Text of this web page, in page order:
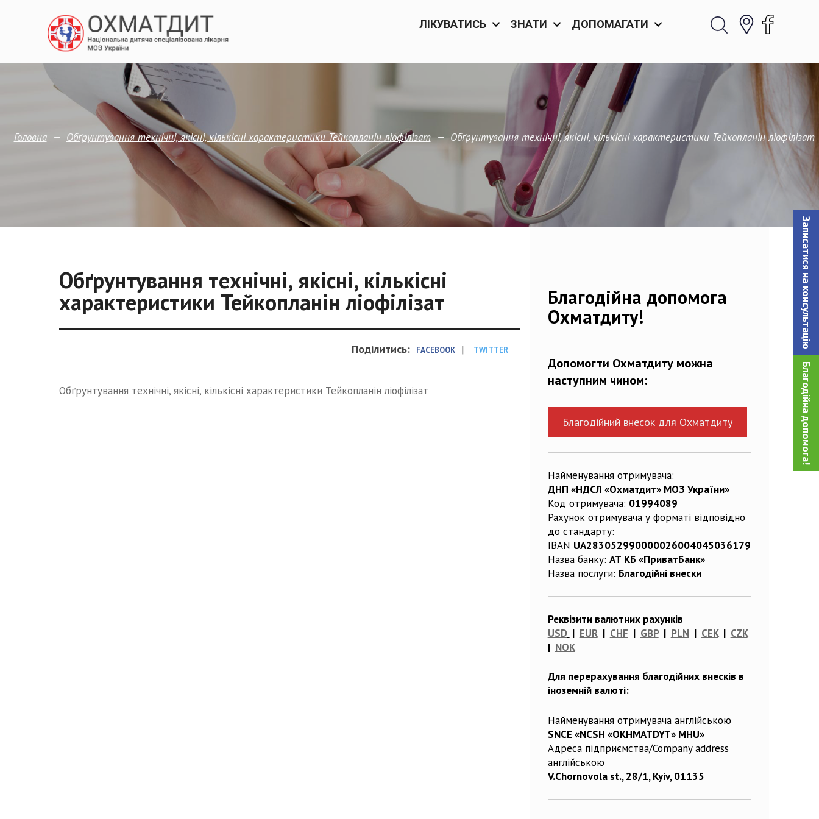
Записатися на консультацiю
Благодійна допомога!
ЛІКУВАТИСЬ ЗНАТИ ДОПОМАГАТИ
Головна — Обґрунтування технічні, якісні, кількісні характеристики Тейкопланін ліофілізат — Обґрунтування технічні, якісні, кількісні характеристики Тейкопланін ліофілізат
Обґрунтування технічні, якісні, кількісні
характеристики Тейкопланін ліофілізат
Поділитись: FACEBOOK | TWITTER
Обґрунтування технічні, якісні, кількісні характеристики Тейкопланін ліофілізат
Благодійна допомога
Охматдиту!
Допомогти Охматдиту можна
наступним чином:
Благодійний внесок для Охматдиту
Найменування отримувача:
ДНП «НДСЛ «Охматдит» МОЗ України»
Код отримувача: 01994089
Рахунок отримувача у форматі відповідно
до стандарту:
IBAN UA283052990000026004045036179
Назва банку: АТ КБ «ПриватБанк»
Назва послуги: Благодійні внески
Реквізити валютних рахунків
USD | EUR| CHF | GBP| PLN| CEK| CZK
| NOK
Для перерахування благодійних внесків в
іноземній валюті:
Найменування отримувача англійською
SNCE «NCSH «OKHMATDYT» MHU»
Адреса підприємства/Company address
англійською
V.Chornovola st., 28/1, Kyiv, 01135